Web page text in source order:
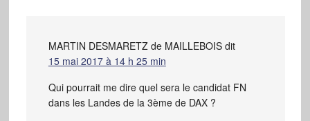
MARTIN DESMARETZ de MAILLEBOIS dit
15 mai 2017 à 14 h 25 min
Qui pourrait me dire quel sera le candidat FN
dans les Landes de la 3ème de DAX ?